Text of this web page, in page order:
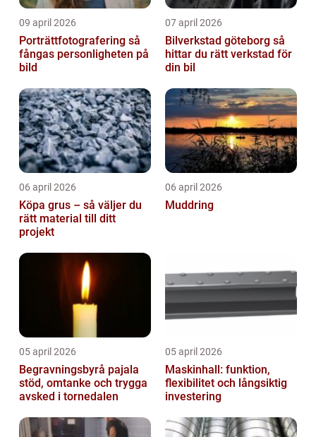
09 april 2026
Porträttfotografering så
fångas personligheten på
bild
07 april 2026
Bilverkstad göteborg så
hittar du rätt verkstad för
din bil
06 april 2026
Köpa grus – så väljer du
rätt material till ditt
projekt
06 april 2026
Muddring
05 april 2026
Begravningsbyrå pajala
stöd, omtanke och trygga
avsked i tornedalen
05 april 2026
Maskinhall: funktion,
flexibilitet och långsiktig
investering